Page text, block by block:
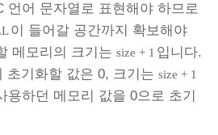
언어 문자열로 표현해야 하므로
이 들어갈 공간까지 확보해야
메모리의 크기는 size + 1 입니다.
초기화할 값은 0, 크기는 size + 1
용하던 메모리 값을 0으로 초기